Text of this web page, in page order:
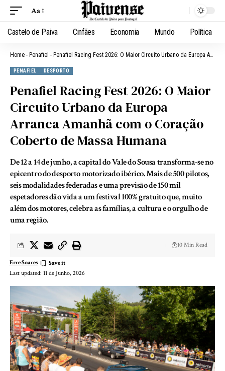
Aa
Castelo de Paiva Cinfães Economia Mundo Política
Home - Penafiel - Penafiel Racing Fest 2026: O Maior Circuito Urbano da Europa Arranca Amanhã com o Coração Coberto de Massa Humana
PENAFIEL DESPORTO
Penafiel Racing Fest 2026: O Maior
Circuito Urbano da Europa
Arranca Amanhã com o Coração
Coberto de Massa Humana
De 12 a 14 de junho, a capital do Vale do Sousa transforma-se no
epicentro do desporto motorizado ibérico. Mais de 500 pilotos,
seis modalidades federadas e uma previsão de 150 mil
espetadores dão vida a um festival 100% gratuito que, muito
além dos motores, celebra as famílias, a cultura e o orgulho de
uma região.
Last updated: 11 de Junho, 2026
Erre Soares
10 Min Read